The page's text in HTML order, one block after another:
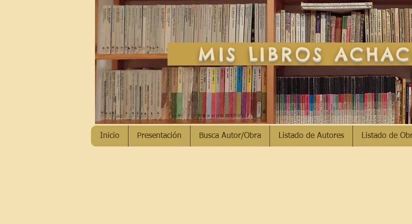
MIS LIBROS
Inicio Presentación Busca Autor/Obra Listado de Autores Listado de